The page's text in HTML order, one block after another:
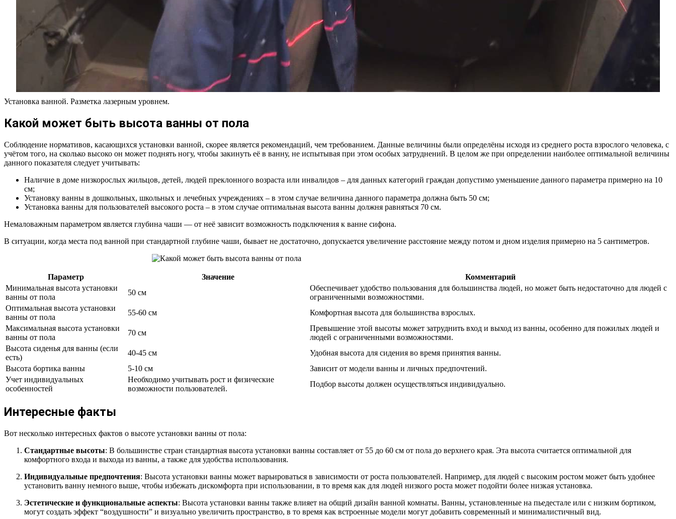
Установка ванной. Разметка лазерным уровнем.
Какой может быть высота ванны от пола
Соблюдение нормативов, касающихся установки ванной, скорее является рекомендаций, чем требованием. Данные величины были определёны исходя из среднего роста взрослого человека, с
учётом того, на сколько высоко он может поднять ногу, чтобы закинуть её в ванну, не испытывая при этом особых затруднений. В целом же при определении наиболее оптимальной величины
данного показателя следует учитывать:
Наличие в доме низкорослых жильцов, детей, людей преклонного возраста или инвалидов – для данных категорий граждан допустимо уменьшение данного параметра примерно на 10
см;
Установку ванны в дошкольных, школьных и лечебных учреждениях – в этом случае величина данного параметра должна быть 50 см;
Установка ванны для пользователей высокого роста – в этом случае оптимальная высота ванны должня равняться 70 см.
Немаловажным параметром является глубина чаши — от неё зависит возможность подключения к ванне сифона.
В ситуации, когда места под ванной при стандартной глубине чаши, бывает не достаточно, допускается увеличение расстояние между потом и дном изделия примерно на 5 сантиметров.
Параметр Значение
Комментарий
Минимальная высота установки
ванны от пола
50 см
Обеспечивает удобство пользования для большинства людей, но может быть недостаточно для людей с
ограниченными возможностями.
Оптимальная высота установки
ванны от пола
55-60 см
Комфортная высота для большинства взрослых.
Максимальная высота установки
ванны от пола
70 см
Превышение этой высоты может затруднить вход и выход из ванны, особенно для пожилых людей и
людей с ограниченными возможностями.
Высота сиденья для ванны (если
есть)
40-45 см
Удобная высота для сидения во время принятия ванны.
Высота бортика ванны
5-10 см
Зависит от модели ванны и личных предпочтений.
Учет индивидуальных
особенностей
Необходимо учитывать рост и физические
возможности пользователей.
Подбор высоты должен осуществляться индивидуально.
Интересные факты
Вот несколько интересных фактов о высоте установки ванны от пола:
Стандартные высоты: В большинстве стран стандартная высота установки ванны составляет от 55 до 60 см от пола до верхнего края. Эта высота считается оптимальной для
комфортного входа и выхода из ванны, а также для удобства использования.
Индивидуальные предпочтения: Высота установки ванны может варьироваться в зависимости от роста пользователей. Например, для людей с высоким ростом может быть удобнее
установить ванну немного выше, чтобы избежать дискомфорта при использовании, в то время как для людей низкого роста может подойти более низкая установка.
Эстетические и функциональные аспекты: Высота установки ванны также влияет на общий дизайн ванной комнаты. Ванны, установленные на пьедестале или с низким бортиком,
могут создать эффект “воздушности” и визуально увеличить пространство, в то время как встроенные модели могут добавить современный и минималистичный вид.